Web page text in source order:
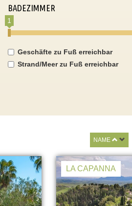
BADEZIMMER
1
Geschäfte zu Fuß erreichbar
Strand/Meer zu Fuß erreichbar
NAME
LA CAPANNA